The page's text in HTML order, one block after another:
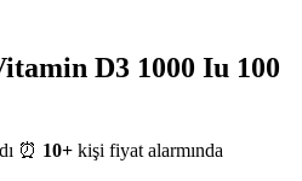
D3 1000 Iu 100
⏰ 10+ kişi fiyat alarmında